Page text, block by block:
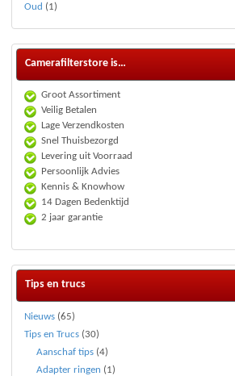
Oud (1)
Camerafilterstore is…
Groot Assortiment
Veilig Betalen
Lage Verzendkosten
Snel Thuisbezorgd
Levering uit Voorraad
Persoonlijk Advies
Kennis & Knowhow
14 Dagen Bedenktijd
2 jaar garantie
Tips en trucs
Nieuws (65)
Tips en Trucs (30)
Aanschaf tips (4)
Adapter ringen (1)